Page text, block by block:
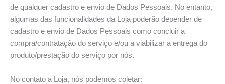
de qualquer cadastro e envio de Dados Pessoais. No entanto,
algumas das funcionalidades da Loja poderão depender de
cadastro e envio de Dados Pessoais como concluir a
compra/contratação do serviço e/ou a viabilizar a entrega do
produto/prestação do serviço por nós.
No contato a Loja, nós podemos coletar: